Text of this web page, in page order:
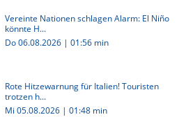
Vereinte Nationen schlagen Alarm: El Niño
könnte H...
Do 06.08.2026 | 01:56 min
Rote Hitzewarnung für Italien! Touristen
trotzen h...
Mi 05.08.2026 | 01:48 min